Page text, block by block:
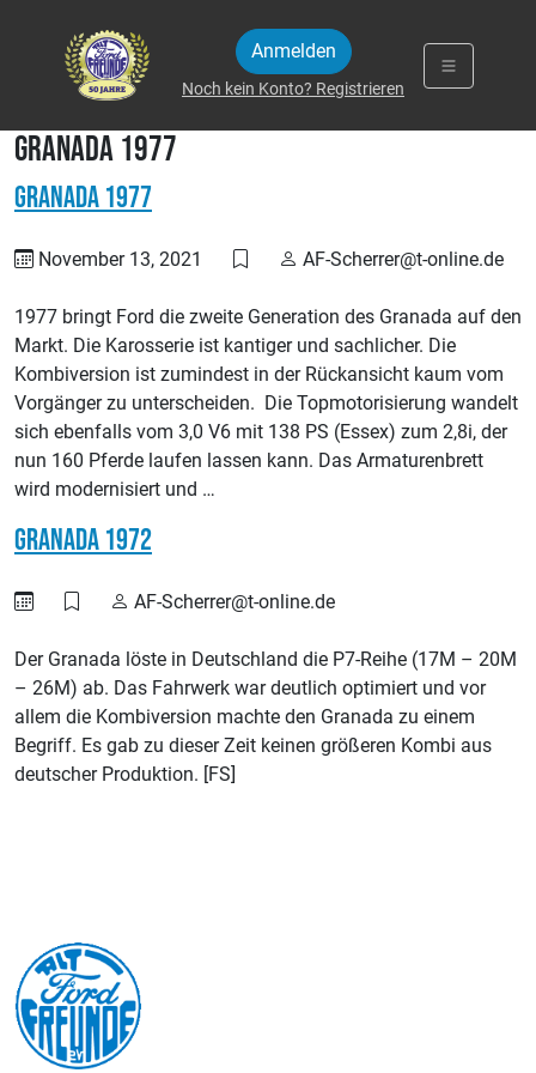
Anmelden
Noch kein Konto? Registrieren
Granada 1977
Granada 1977
November 13, 2021 AF-Scherrer@t-online.de
1977 bringt Ford die zweite Generation des Granada auf den
Markt. Die Karosserie ist kantiger und sachlicher. Die
Kombiversion ist zumindest in der Rückansicht kaum vom
Vorgänger zu unterscheiden. Die Topmotorisierung wandelt
sich ebenfalls vom 3,0 V6 mit 138 PS (Essex) zum 2,8i, der
nun 160 Pferde laufen lassen kann. Das Armaturenbrett
wird modernisiert und …
Granada 1972
AF-Scherrer@t-online.de
Der Granada löste in Deutschland die P7-Reihe (17M – 20M
– 26M) ab. Das Fahrwerk war deutlich optimiert und vor
allem die Kombiversion machte den Granada zu einem
Begriff. Es gab zu dieser Zeit keinen größeren Kombi aus
deutscher Produktion. [FS]